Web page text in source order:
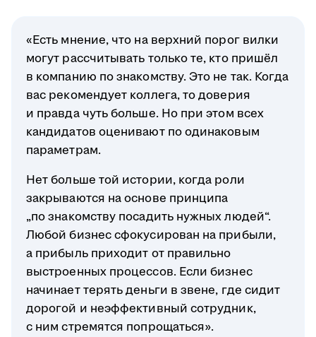
«Есть мнение, что на верхний порог вилки
могут рассчитывать только те, кто пришёл
в компанию по знакомству. Это не так. Когда
вас рекомендует коллега, то доверия
и правда чуть больше. Но при этом всех
кандидатов оценивают по одинаковым
параметрам.
Нет больше той истории, когда роли
закрываются на основе принципа
„по знакомству посадить нужных людей“.
Любой бизнес сфокусирован на прибыли,
а прибыль приходит от правильно
выстроенных процессов. Если бизнес
начинает терять деньги в звене, где сидит
дорогой и неэффективный сотрудник,
с ним стремятся попрощаться».